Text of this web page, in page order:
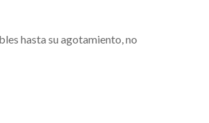
hasta su agotamiento, no